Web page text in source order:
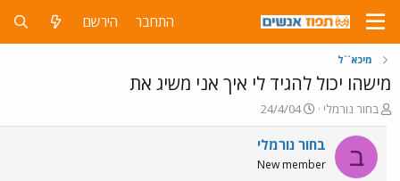
התחבר הירשם
מיכא``ל
מישהו יכול להגיד לי איך אני משיג את
פ
ו
ת
ח
ה
בחור נורמלי
פ
ו
ר
ם
24/4/04
ב בחור נורמלי
New member